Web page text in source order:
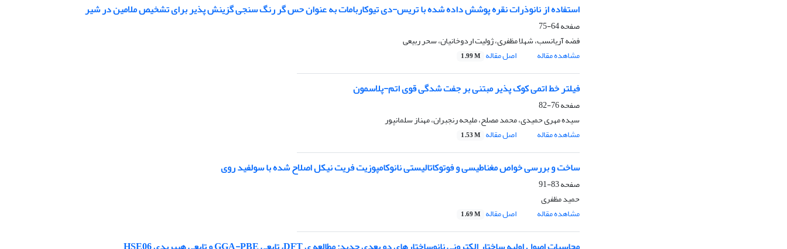
استفاده از نانوذرات نقره پوشش داده شده با تریس-دی تیوکاربامات به عنوان حس گر رنگ سنجی گزینش پذیر برای تشخیص ملامین در شیر
صفحه64-75
فضه آریانسب، شهلا مظفری، ژولیت اردوخانیان، سحر ربیعی
مشاهده مقاله
اصل مقاله 1.99 M
فیلتر خط اتمی کوک پذیر مبتنی بر جفت شدگی قوی اتم-پلاسمون
صفحه76-82
سیده مهری حمیدی، محمد مصلح، ملیحه رنجبران، مهناز سلمانپور
مشاهده مقاله
اصل مقاله 1.53 M
ساخت و بررسی خواص مغناطیسی و فوتوکاتالیستی نانوکامپوزیت فریت نیکل اصلاح شده با سولفید روی
صفحه83-91
حمید مظفری
مشاهده مقاله
اصل مقاله 1.69 M